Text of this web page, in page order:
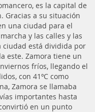
es la capital de
Gracias a su situación
una ciudad para el
y las calles y las
ciudad está dividida por
este. Zamora tiene un
fríos, llegando el
con 41ºC como
Zamora se llamaba
importantes hasta
en un punto